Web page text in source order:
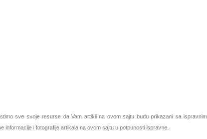
sve svoje resurse da Vam artikli na ovom sajtu budu prikazani sa ispravnim
i fotografije artikala na ovom sajtu u potpunosti ispravne.